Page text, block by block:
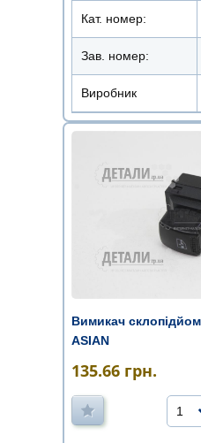
Кат. номер:
Зав. номер:
Виробник
Вимикач
ASIAN
135.66 грн.
1